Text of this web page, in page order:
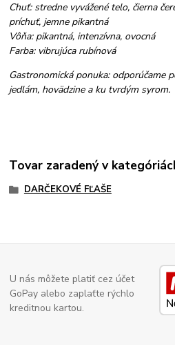
Chuť: stredne vyvážené telo, čierna
príchuť, jemne pikantná
Vôňa: pikantná, intenzívna, ovocná
Farba: vibrujúca rubínová
Gastronomická ponuka: odporúčame
jedlám, hovädzine a ku tvrdým syrom.
Tovar zaradený v
DARČEKOVÉ FĽAŠE
U nás môžete platiť cez účet
GoPay alebo zaplaťte rýchlo
kreditnou kartou.